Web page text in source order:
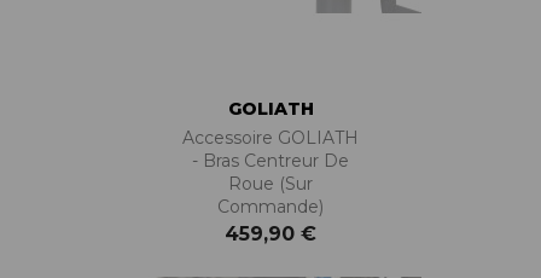
GOLIATH
Accessoire GOLIATH
- Bras Centreur De
Roue (sur
Commande)
459,90 €